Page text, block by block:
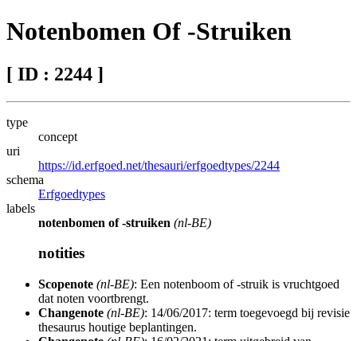
Notenbomen Of -Struiken
[ ID : 2244 ]
type
concept
uri
https://id.erfgoed.net/thesauri/erfgoedtypes/2244
schema
Erfgoedtypes
labels
notenbomen of -struiken (nl-BE)
notities
Scopenote (nl-BE): Een notenboom of -struik is vruchtgoed
dat noten voortbrengt.
Changenote (nl-BE): 14/06/2017: term toegevoegd bij revisie
thesaurus houtige beplantingen.